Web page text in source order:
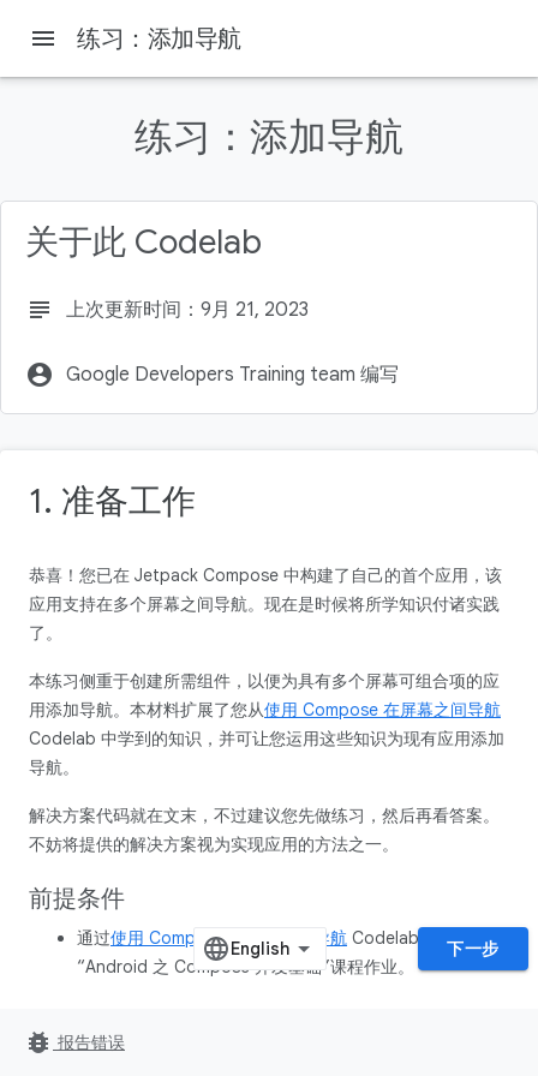
所需条件
构建内容
下载起始代码
menu 练习：添加导航
练习：添加导航
关于此 Codelab
subject 上次更新时间：9月 21, 2023
account_circle Google Developers Training team 编写
1. 准备工作
恭喜！您已在 Jetpack Compose 中构建了自己的首个应用，该
应用支持在多个屏幕之间导航。现在是时候将所学知识付诸实践
了。
本练习侧重于创建所需组件，以便为具有多个屏幕可组合项的应
用添加导航。本材料扩展了您从使用 Compose 在屏幕之间导航
Codelab 中学到的知识，并可让您运用这些知识为现有应用添加
导航。
解决方案代码就在文末，不过建议您先做练习，然后再看答案。
不妨将提供的解决方案视为实现应用的方法之一。
前提条件
通过使用 Compose 在屏幕之间导航 Codelab 完成
“Android 之 Compose 开发基础”课程作业。
下一步
bug_report 报告错误